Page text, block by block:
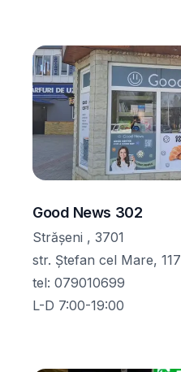
Good News 302
Strășeni , 3701
str. Ștefan cel Mare, 117
tel: 079010699
L-D 7:00-19:00